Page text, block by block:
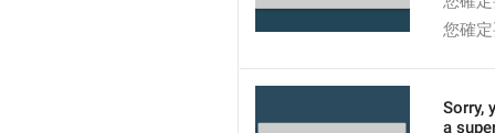
您確
Sorry,
a